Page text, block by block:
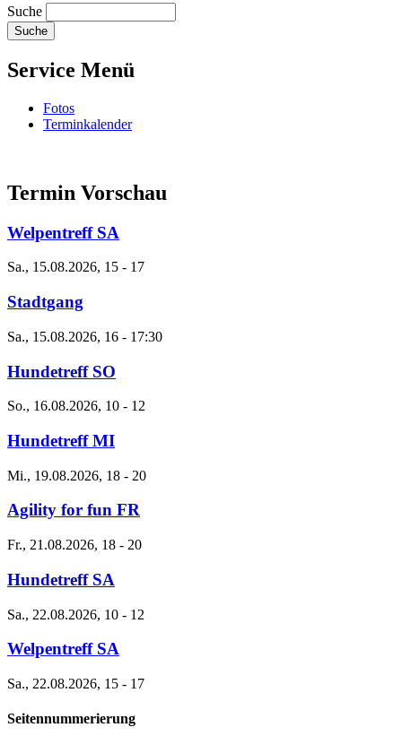
Suche
Service Menü
Fotos
Terminkalender
Termin Vorschau
Welpentreff SA
Sa., 15.08.2026, 15 - 17
Stadtgang
Sa., 15.08.2026, 16 - 17:30
Hundetreff SO
So., 16.08.2026, 10 - 12
Hundetreff MI
Mi., 19.08.2026, 18 - 20
Agility for fun FR
Fr., 21.08.2026, 18 - 20
Hundetreff SA
Sa., 22.08.2026, 10 - 12
Welpentreff SA
Sa., 22.08.2026, 15 - 17
Seitennummerierung